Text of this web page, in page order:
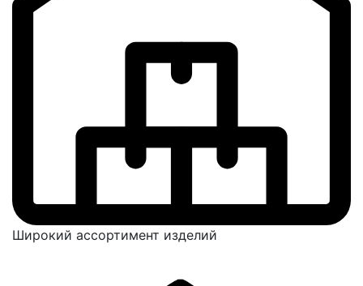
Широкий ассортимент изделий